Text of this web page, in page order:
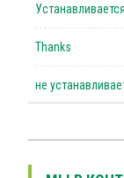
Thanks
не